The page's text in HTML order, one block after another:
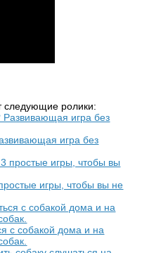
следующие ролики:
игра без
игры, чтобы вы не
с собакой дома и на